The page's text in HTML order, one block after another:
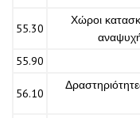
55.30
Χώροι
55.90
56.10